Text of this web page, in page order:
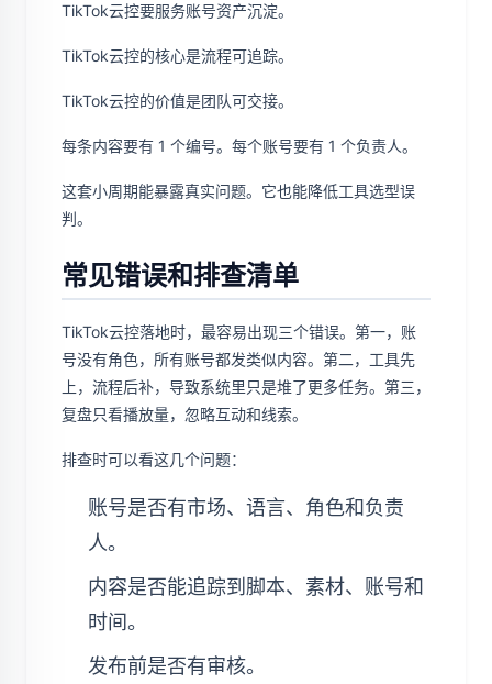
TikTok云控要服务账号资产沉淀。
TikTok云控的核心是流程可追踪。
TikTok云控的价值是团队可交接。
每条内容要有 1 个编号。每个账号要有 1 个负责人。
这套小周期能暴露真实问题。它也能降低工具选型误
判。
常见错误和排查清单
TikTok云控落地时，最容易出现三个错误。第一，账
号没有角色，所有账号都发类似内容。第二，工具先
上，流程后补，导致系统里只是堆了更多任务。第三，
复盘只看播放量，忽略互动和线索。
排查时可以看这几个问题：
账号是否有市场、语言、角色和负责
人。
内容是否能追踪到脚本、素材、账号和
时间。
发布前是否有审核。